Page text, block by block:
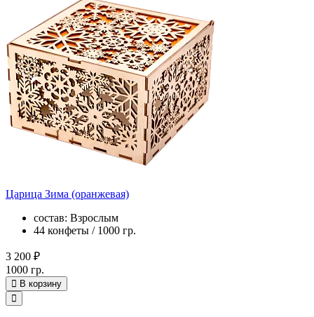
Царица Зима (оранжевая)
состав: Взрослым
44 конфеты / 1000 гр.
3 200 ₽
1000 гр.
В корзину